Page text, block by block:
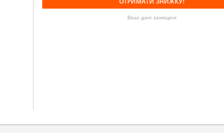
Ваші дані захищені